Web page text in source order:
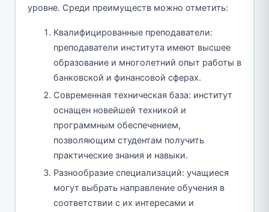
уровне. Среди преимуществ можно отметить:
Квалифицированные преподаватели:
преподаватели института имеют высшее
образование и многолетний опыт работы в
банковской и финансовой сферах.
Современная техническая база: институт
оснащен новейшей техникой и
программным обеспечением,
позволяющим студентам получить
практические знания и навыки.
Разнообразие специализаций: учащиеся
могут выбрать направление обучения в
соответствии с их интересами и